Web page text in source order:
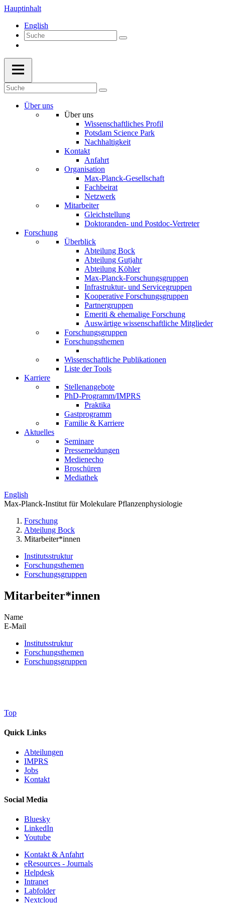
Hauptinhalt
English
Über uns
Über uns
Wissenschaftliches Profil
Potsdam Science Park
Nachhaltigkeit
Kontakt
Anfahrt
Organisation
Max-Planck-Gesellschaft
Fachbeirat
Netzwerk
Mitarbeiter
Gleichstellung
Doktoranden- und Postdoc-Vertreter
Forschung
Überblick
Abteilung Bock
Abteilung Gutjahr
Abteilung Köhler
Max-Planck-Forschungsgruppen
Infrastruktur- und Servicegruppen
Kooperative Forschungsgruppen
Partnergruppen
Emeriti & ehemalige Forschung
Auswärtige wissenschaftliche Mitglieder
Forschungsgruppen
Forschungsthemen
Wissenschaftliche Publikationen
Liste der Tools
Karriere
Stellenangebote
PhD-Programm/IMPRS
Praktika
Gastprogramm
Familie & Karriere
Aktuelles
Seminare
Pressemeldungen
Medienecho
Broschüren
Mediathek
English
Max-Planck-Institut für Molekulare Pflanzenphysiologie
Forschung
Abteilung Bock
Mitarbeiter*innen
Institutsstruktur
Forschungsthemen
Forschungsgruppen
Mitarbeiter*innen
Name
E-Mail
Institutsstruktur
Forschungsthemen
Forschungsgruppen
Top
Quick Links
Abteilungen
IMPRS
Jobs
Kontakt
Social Media
Bluesky
LinkedIn
Youtube
Kontakt & Anfahrt
eResources - Journals
Helpdesk
Intranet
Labfolder
Nextcloud